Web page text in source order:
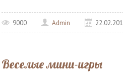
9000 Admin
Веселые мини-игры